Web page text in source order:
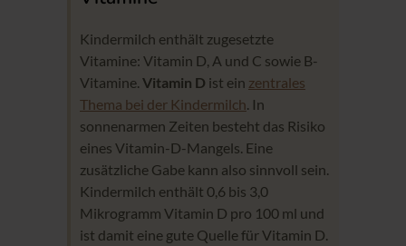
Kindermilch enthält zugesetzte
Vitamine: Vitamin D, A und C sowie B-
Vitamine. Vitamin D ist ein zentrales
Thema bei der Kindermilch. In
sonnenarmen Zeiten besteht das Risiko
eines Vitamin-D-Mangels. Eine
zusätzliche Gabe kann also sinnvoll sein.
Kindermilch enthält 0,6 bis 3,0
Mikrogramm Vitamin D pro 100 ml und
ist damit eine gute Quelle für Vitamin D.